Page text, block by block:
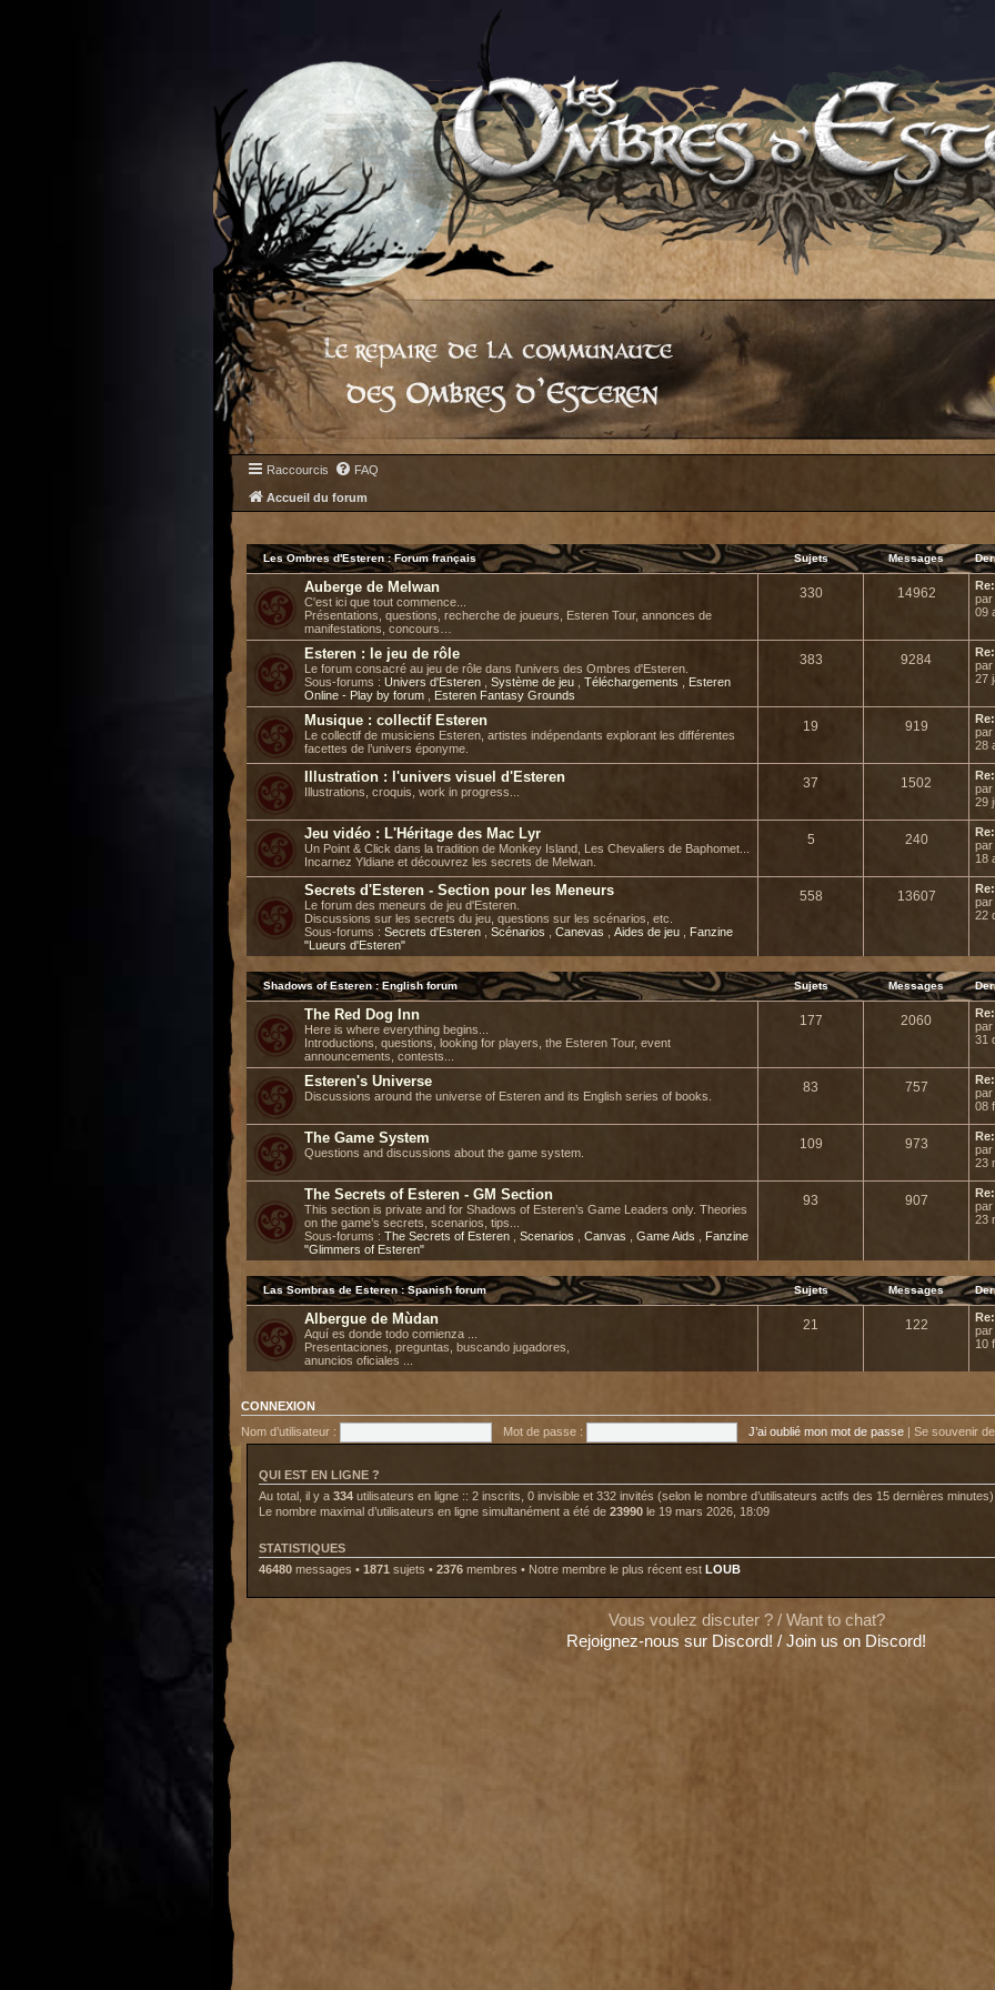
Raccourcis FAQ
Accueil du forum
Les Ombres d'Esteren : Forum français Sujets Messages
Auberge de Melwan
C'est ici que tout commence...
Présentations, questions, recherche de joueurs, Esteren Tour, annonces de
manifestations, concours…
330 14962
par
09
Esteren : le jeu de rôle
Le forum consacré au jeu de rôle dans l'univers des Ombres d'Esteren.
Sous-forums : Univers d'Esteren Système de jeu Téléchargements
Esteren
Online - Play by forum
Esteren Fantasy Grounds
383 9284
par
27
Musique : collectif Esteren
Le collectif de musiciens Esteren, artistes indépendants explorant les différentes
facettes de l’univers éponyme.
19 919
par
28
Illustration : l'univers visuel d'Esteren
Illustrations, croquis, work in progress...
37 1502
par
29
Jeu vidéo : L'Héritage des Mac Lyr
Un Point & Click dans la tradition de Monkey Island, Les Chevaliers de Baphomet...
Incarnez Yldiane et découvrez les secrets de Melwan.
5 240
par
18
Secrets d'Esteren - Section pour les Meneurs
Le forum des meneurs de jeu d'Esteren.
Discussions sur les secrets du jeu, questions sur les scénarios, etc.
Sous-forums : Secrets d'Esteren Scénarios Canevas Aides de jeu
Fanzine
"Lueurs d'Esteren"
558 13607
par
22
Shadows of Esteren : English forum Sujets Messages
The Red Dog Inn
Here is where everything begins...
Introductions, questions, looking for players, the Esteren Tour, event
announcements, contests...
177 2060
par
31
Esteren's Universe
Discussions around the universe of Esteren and its English series of books.
83 757
par
08
The Game System
Questions and discussions about the game system.
109 973
par
23
The Secrets of Esteren - GM Section
This section is private and for Shadows of Esteren’s Game Leaders only. Theories
on the game’s secrets, scenarios, tips...
Sous-forums : The Secrets of Esteren Scenarios Canvas Game Aids
Fanzine
"Glimmers of Esteren"
93 907
par
23
Las Sombras de Esteren : Spanish forum Sujets Messages
Albergue de Mùdan
Aquí es donde todo comienza ...
Presentaciones, preguntas, buscando jugadores,
anuncios oficiales ...
21 122
par
10
CONNEXION
Nom d’utilisateur :
Mot de passe : J’ai oublié mon mot de passe | Se souvenir
QUI EST EN LIGNE ?
Au total, il y a 334 utilisateurs en ligne :: 2 inscrits, 0 invisible et 332 invités (selon le nombre d’utilisateurs actifs des 15 dernières minutes)
Le nombre maximal d’utilisateurs en ligne simultanément a été de 23990 le 19 mars 2026, 18:09
STATISTIQUES
46480 messages • 1871 sujets • 2376 membres • Notre membre le plus récent est LOUB
Vous voulez discuter ? / Want to chat?
Rejoignez-nous sur Discord! / Join us on Discord!